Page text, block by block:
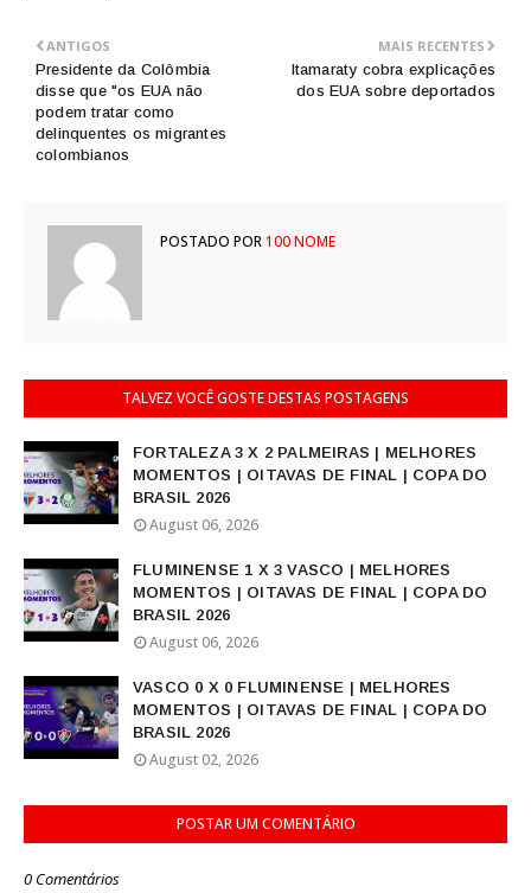
MAIS RECENTES
Itamaraty cobra explicações
dos EUA sobre deportados
ANTIGOS
Presidente da Colômbia
disse que "os EUA não
podem tratar como
delinquentes os migrantes
colombianos
POSTADO POR100 NOME
TALVEZ VOCÊ GOSTE DESTAS POSTAGENS
FORTALEZA 3 X 2 PALMEIRAS | MELHORES
MOMENTOS | OITAVAS DE FINAL | COPA DO
BRASIL 2026
August 06, 2026
FLUMINENSE 1 X 3 VASCO | MELHORES
MOMENTOS | OITAVAS DE FINAL | COPA DO
BRASIL 2026
August 06, 2026
VASCO 0 X 0 FLUMINENSE | MELHORES
MOMENTOS | OITAVAS DE FINAL | COPA DO
BRASIL 2026
August 02, 2026
POSTAR UM COMENTÁRIO
0 Comentários